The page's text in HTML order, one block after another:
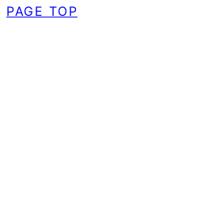
PAGE TOP